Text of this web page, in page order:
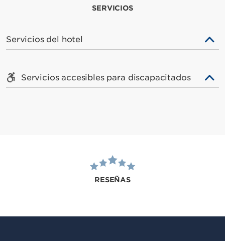
SERVICIOS
Servicios del hotel
Servicios accesibles para discapacitados
RESEÑAS